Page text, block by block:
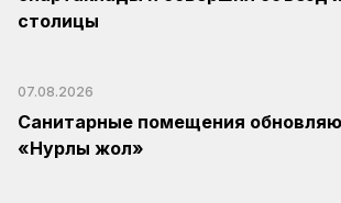
столицы
07.08.2026
Санитарные помещения
«Нурлы жол»